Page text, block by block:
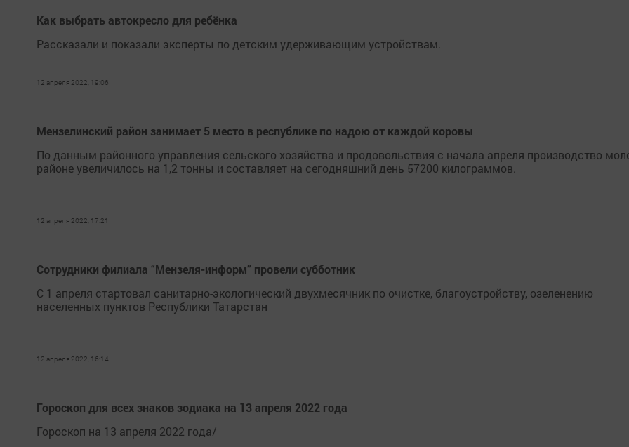
Как выбрать автокресло для ребёнка
Рассказали и показали эксперты по детским удерживающим устройствам.
12 апреля 2022, 19:06
Мензелинский район занимает 5 место в республике по надою от каждой коровы
По данным районного управления сельского хозяйства и продовольствия с начала апреля производство
районе увеличилось на 1,2 тонны и составляет на сегодняшний день 57200 килограммов.
12 апреля 2022, 17:21
Сотрудники филиала “Мензеля-информ” провели субботник
С 1 апреля стартовал санитарно-экологический двухмесячник по очистке, благоустройству, озеленению
населенных пунктов Республики Татарстан
12 апреля 2022, 16:14
Гороскоп для всех знаков зодиака на 13 апреля 2022 года
Гороскоп на 13 апреля 2022 года/